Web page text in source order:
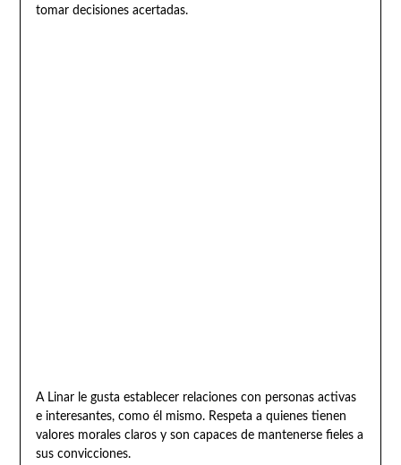
tomar decisiones acertadas.
A Linar le gusta establecer relaciones con personas activas
e interesantes, como él mismo. Respeta a quienes tienen
valores morales claros y son capaces de mantenerse fieles a
sus convicciones.